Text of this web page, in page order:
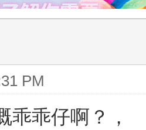
PM
乖乖仔啊？，